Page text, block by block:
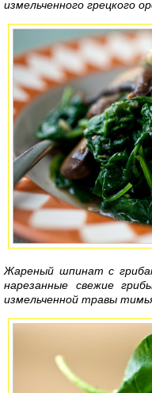
измельченного грецкого
Жареный шпинат с
нарезанные свежие
измельченной травы